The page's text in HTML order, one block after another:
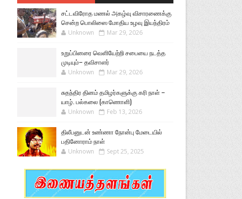
சட்டவிரோத மணல் அகழ்வு விசாரணைக்கு
சென்ற பொலிஸை மோதிய உழவு இயந்திரம்
Unknown Mar 29, 2026
உறுப்பினரை வெளியேற்றி சபையை நடத்த
முடியும்– தவிசாளர்
Unknown Mar 29, 2026
சுதந்திர தினம் தமிழர்களுக்கு கரி நாள் –
யாழ். பல்கலை (காணொளி)
Unknown Feb 13, 2026
திலீபனுடன் உண்ணா நோன்பு மேடையில்
பதினோராம் நாள்
Unknown Sept 25, 2025